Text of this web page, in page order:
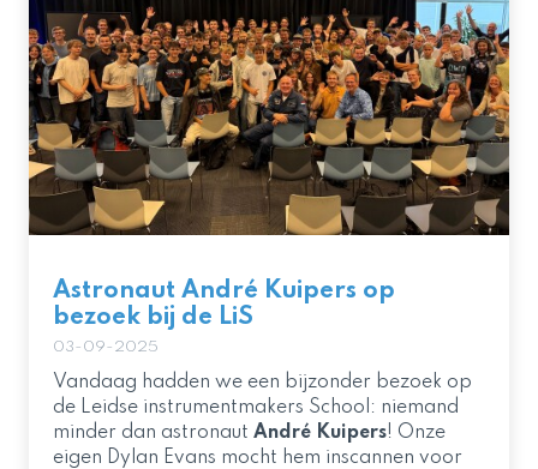
Astronaut André Kuipers op
bezoek bij de LiS
03-09-2025
Vandaag hadden we een bijzonder bezoek op
de Leidse instrumentmakers School: niemand
minder dan astronaut André Kuipers! Onze
eigen Dylan Evans mocht hem inscannen voor